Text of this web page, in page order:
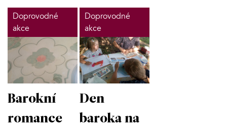
Doprovodné
akce
Barokní
romance
Doprovodné
akce
Den
baroka na